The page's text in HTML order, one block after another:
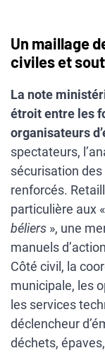
Un maillage
civiles et
La note
étroit entre les
organisateurs
spectateurs,
sécurisation
renforcés.
particulière aux
béliers », une
manuels
Côté civil, la
municipale, les
les services
déclencheur
déchets,